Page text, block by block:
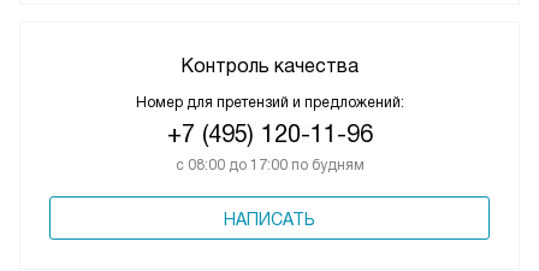
Контроль качества
Номер для претензий и предложений:
+7 (495) 120-11-96
с 08:00 до 17:00 по будням
НАПИСАТЬ